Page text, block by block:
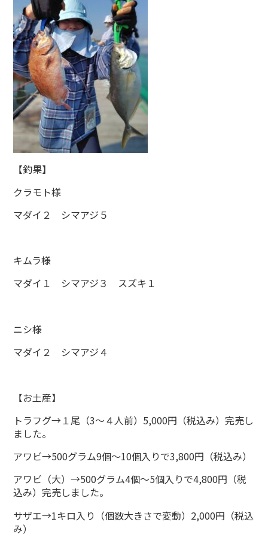
【釣果】
クラモト様
マダイ２ シマアジ５
キムラ様
マダイ１ シマアジ３ スズキ１
ニシ様
マダイ２ シマアジ４
【お土産】
トラフグ→１尾（3～４人前）5,000円（税込み）完売し
ました。
アワビ→500グラム9個～10個入りで3,800円（税込み）
アワビ（大）→500グラム4個～5個入りで4,800円（税
込み）完売しました。
サザエ→1キロ入り（個数大きさで変動）2,000円（税込
み）